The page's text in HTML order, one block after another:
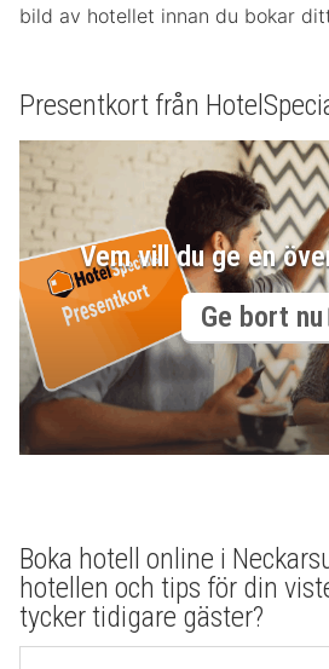
bild av hotellet innan du bokar
Presentkort från
Vem vill du ge en
Ge bort nu
Boka hotell online i
hotellen och tips för din
tycker tidigare gäster?